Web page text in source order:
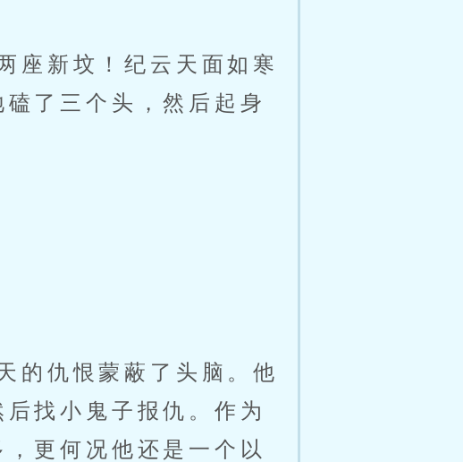
新坟！纪云天面如寒
了三个头，然后起身
仇恨蒙蔽了头脑。他
找小鬼子报仇。作为
更何况他还是一个以